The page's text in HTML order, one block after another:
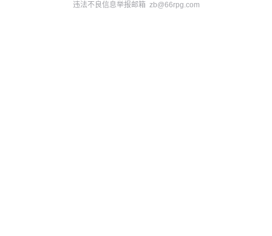
违法不良信息举报邮箱 zb@66rpg.com